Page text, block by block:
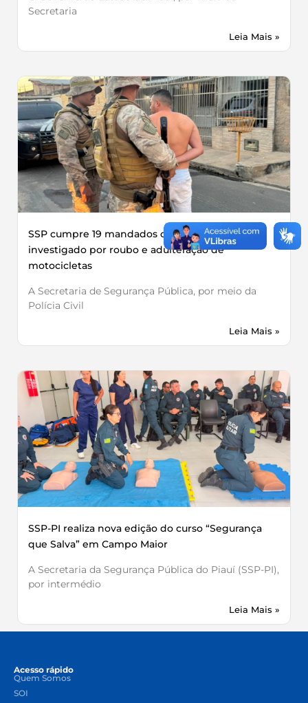
Secretaria
Leia Mais »
SSP cumpre 19 mandados contra grupo
investigado por roubo e adulteração de
motocicletas
A Secretaria de Segurança Pública, por meio da
Polícia Civil
Leia Mais »
SSP-PI realiza nova edição do curso “Segurança
que Salva” em Campo Maior
A Secretaria da Segurança Pública do Piauí (SSP-PI),
por intermédio
Leia Mais »
Acesso rápido
Quem Somos
SOI